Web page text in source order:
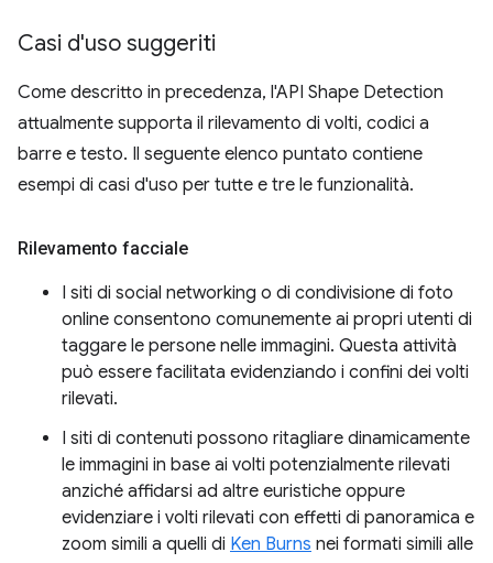
Casi d'uso suggeriti
Come descritto in precedenza, l'API Shape Detection
attualmente supporta il rilevamento di volti, codici a
barre e testo. Il seguente elenco puntato contiene
esempi di casi d'uso per tutte e tre le funzionalità.
Rilevamento facciale
I siti di social networking o di condivisione di foto
online consentono comunemente ai propri utenti di
taggare le persone nelle immagini. Questa attività
può essere facilitata evidenziando i confini dei volti
rilevati.
I siti di contenuti possono ritagliare dinamicamente
le immagini in base ai volti potenzialmente rilevati
anziché affidarsi ad altre euristiche oppure
evidenziare i volti rilevati con effetti di panoramica e
zoom simili a quelli di Ken Burns nei formati simili alle